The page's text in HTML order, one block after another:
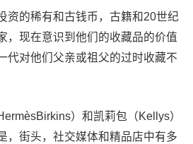
资的稀有和古钱币，古籍和20世纪
，现在意识到他们的收藏品的价值
代对他们父亲或祖父的过时收藏不
）和凯莉包（Kellys）
，街头，社交媒体和精品店中有多